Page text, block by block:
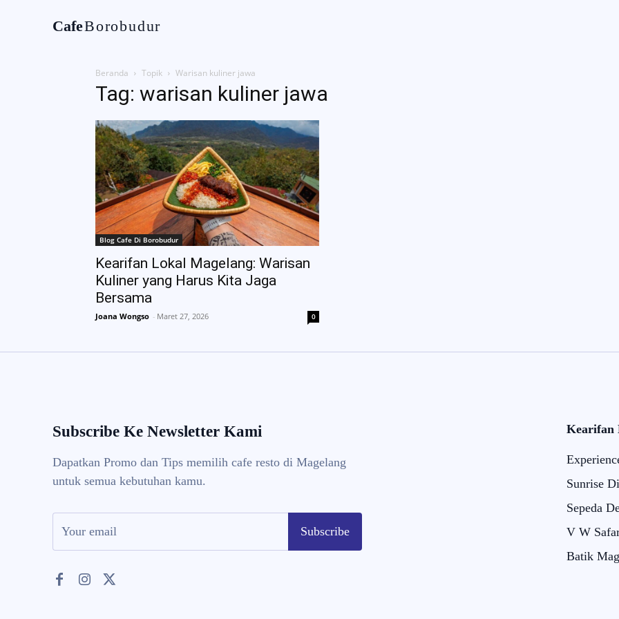
CafeBorobudur
Beranda Topik Warisan kuliner jawa
Tag: warisan kuliner jawa
Blog Cafe Di Borobudur
Kearifan Lokal Magelang: Warisan
Kuliner yang Harus Kita Jaga
Bersama
Joana Wongso - Maret 27, 2026 0
Subscribe Ke Newsletter Kami
Dapatkan Promo dan Tips memilih cafe resto di Magelang
untuk semua kebutuhan kamu.
Subscribe
Kearifan
Sunrise
Sepeda
V W
Batik